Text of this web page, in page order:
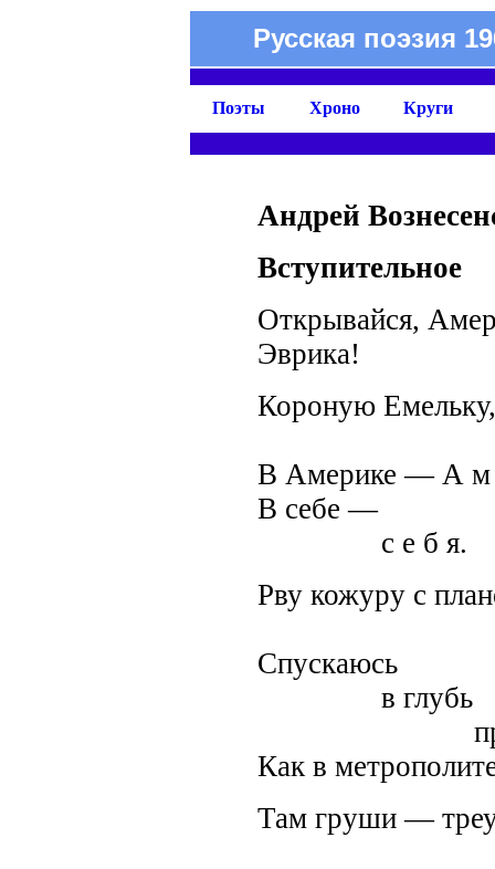
Русская поэзия
Поэты Хроно Круги
Андрей
Вступительное
Открывайся,
Эврика!
Короную Емельку,
В Америке — А м
В себе —
с е б я.
Рву кожуру с
Спускаюсь
в глубь
Как в
Там груши —